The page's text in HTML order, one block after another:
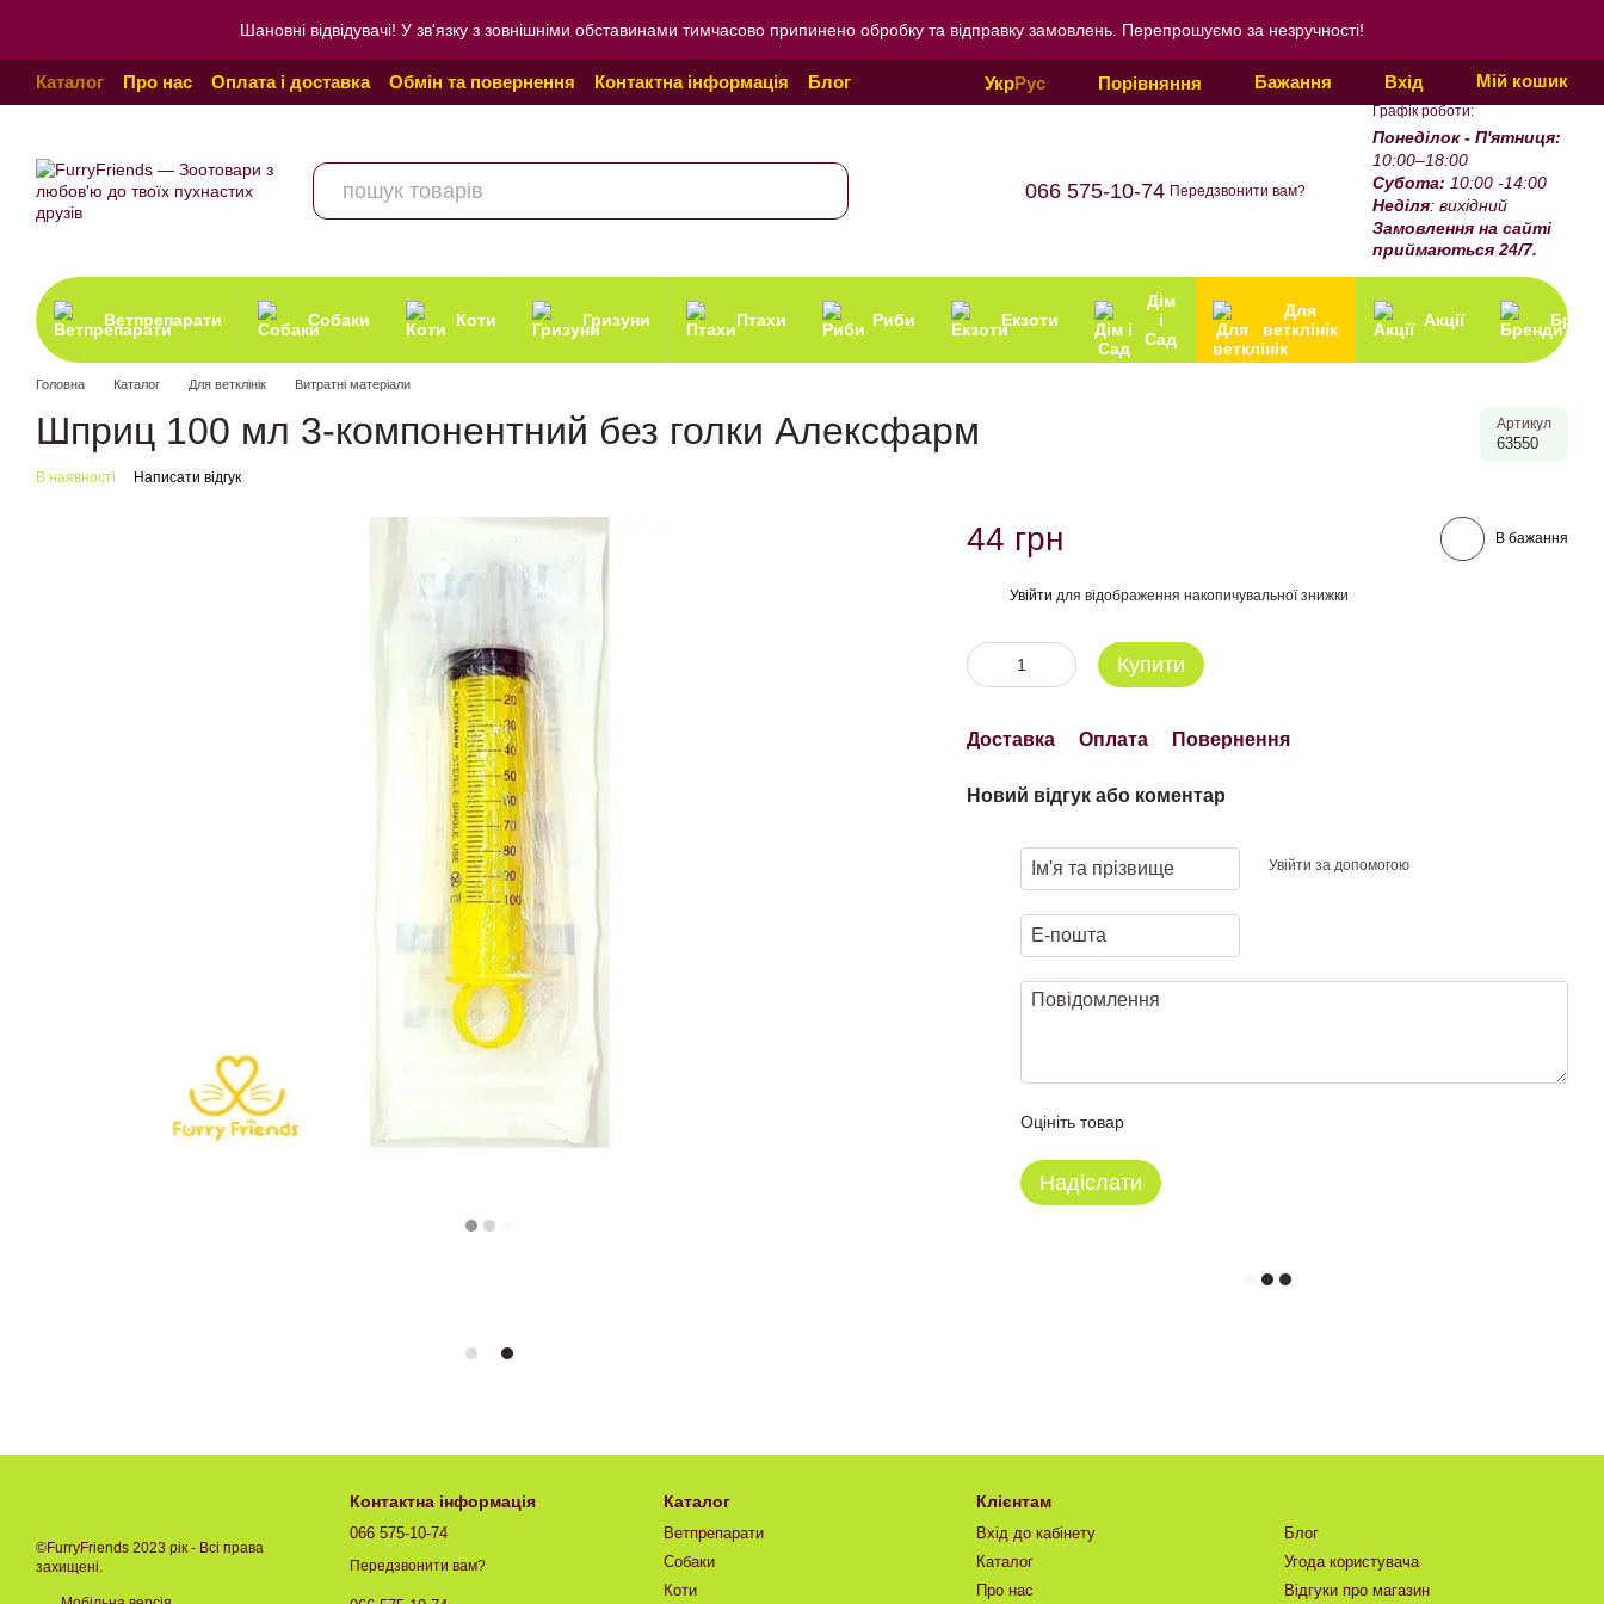
Шановні відвідувачі! У зв'язку з зовнішніми обставинами тимчасово припинено обробку та відправку замовлень. Перепрошуємо за незручності!
Каталог Про нас Оплата і доставка Обмін та повернення Контактна інформація
Блог
Угода користувача
Відгуки про магазин Політика конфіденційності
УкрРус Порівняння Бажання Вхід Мій кошик
066 575-10-74 Передзвонити вам?
Графік роботи:
Понеділок - П'ятниця:
10:00–18:00
Субота: 10:00 -14:00
Неділя: вихідний
Замовлення на сайті
приймаються 24/7.
Ветпрепарати Собаки Коти Гризуни Птахи Риби Екзоти
Дім
і
Сад
Для
ветклінік
Акції
Головна Каталог Для ветклінік Витратні матеріали
Шприц 100 мл 3-компонентний без голки Алексфарм Артикул
63550
В наявності Написати відгук
44 грн В бажання
Увійти для відображення накопичувальної знижки
Купити
Доставка Оплата Повернення
Новий відгук або коментар
Увійти за допомогою
Оцініть товар
Надіслати
©FurryFriends 2023 рік - Всі права
захищені.
Контактна інформація
066 575-10-74
Передзвонити вам?
Каталог
Ветпрепарати
Собаки
Коти
Клієнтам
Вхід до кабінету
Каталог
Про нас
Блог
Угода користувача
Відгуки про магазин